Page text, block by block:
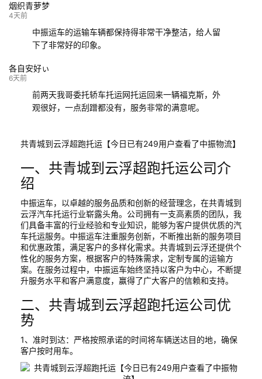
烟织青萝梦
4天前
中振运车的运输车辆都保持得非常干净整洁，给人留
下了非常好的印象。
各自安好ぃ
6天前
前两天我哥委托轿车托运网托运回来一辆福克斯，外
观很好，一点刮蹭都没有，服务非常的满意呢。
共青城到云浮超跑托运【今日已有249用户查看了中振物流】
一、共青城到云浮超跑托运公司介
绍
中振运车，以卓越的服务品质和创新的经营理念，在共青城到
云浮汽车托运行业崭露头角。公司拥有一支高素质的团队，我
们具备丰富的行业经验和专业知识，能够为客户提供优质的汽
车托运服务。中振运车注重服务创新，不断推出新的服务项目
和优惠政策，满足客户的多样化需求。共青城到云浮还提供个
性化的服务方案，根据客户的特殊需求，定制专属的运输方
案。在服务过程中，中振运车始终坚持以客户为中心，不断提
升服务水平和客户满意度，赢得了广大客户的信赖和支持。
二、共青城到云浮超跑托运公司优
势
1、准时到达：严格按照承诺的时间将车辆送达目的地，确保
客户按时用车。